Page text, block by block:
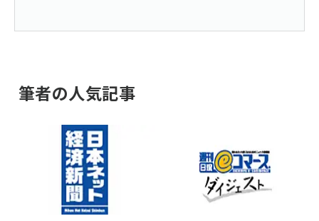
筆者の人気記事